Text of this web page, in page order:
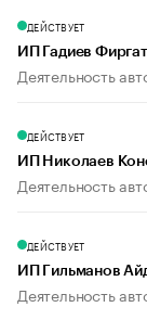
ДЕЙСТВУЕТ
ИП Гадиев
Деятельность
ДЕЙСТВУЕТ
ИП Николаев
Деятельность
ДЕЙСТВУЕТ
ИП Гильманов
Деятельность